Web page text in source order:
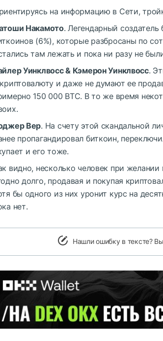
на информацию в Сети,
Накамото. Легендарный
(6%), которые разбросаны по
там лежать и пока ни разу не
Уинклвосс & Кэмерон Уинклвосс.
и даже не думают ее
150 000 BTC. В то же время
Вер. На счету этой скандальной
пропагандировал биткоин,
и его тоже.
видно, несколько человек при
долго, продавая и покупая
бы одного из них уронит курс на
нет.
Нашли ошибку в тексте?